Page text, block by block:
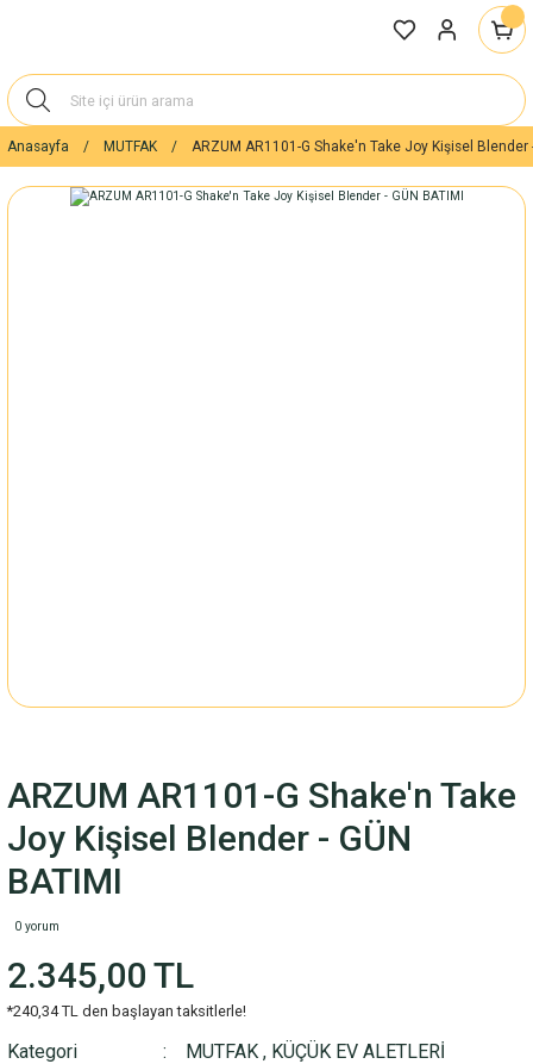
Anasayfa MUTFAK ARZUM AR1101-G Shake'n Take Joy Kişisel Blender
ARZUM AR1101-G Shake'n Take
Joy Kişisel Blender - GÜN
BATIMI
0 yorum
2.345,00 TL
*240,34 TL den başlayan taksitlerle!
Kategori MUTFAK , KÜÇÜK EV ALETLERİ